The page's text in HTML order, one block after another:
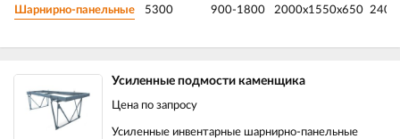
Шарнирно-панельные 5300 900-1800 2000х1550х650 240
Усиленные подмости каменщика
Цена по запросу
Усиленные инвентарные шарнирно-панельные